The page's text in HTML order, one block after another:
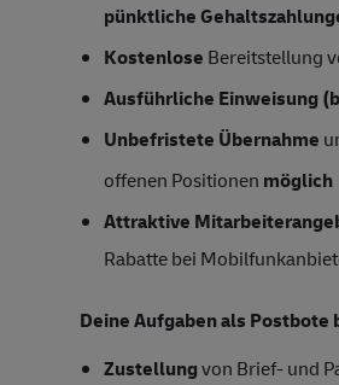
pünktliche
Kostenlose Bereitstellung
Ausführliche Einweisung
Unbefristete Übernahme
offenen Positionen möglich
Attraktive
Rabatte bei
Deine Aufgaben als Postbote
Zustellungvon Brief- und